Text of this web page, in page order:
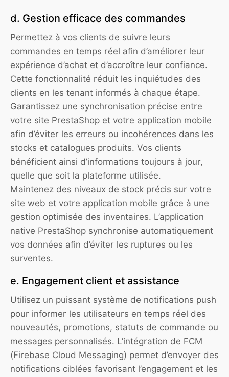
d. Gestion efficace des commandes
Permettez à vos clients de suivre leurs
commandes en temps réel afin d’améliorer leur
expérience d’achat et d’accroître leur confiance.
Cette fonctionnalité réduit les inquiétudes des
clients en les tenant informés à chaque étape.
Garantissez une synchronisation précise entre
votre site PrestaShop et votre application mobile
afin d’éviter les erreurs ou incohérences dans les
stocks et catalogues produits. Vos clients
bénéficient ainsi d’informations toujours à jour,
quelle que soit la plateforme utilisée.
Maintenez des niveaux de stock précis sur votre
site web et votre application mobile grâce à une
gestion optimisée des inventaires. L’application
native PrestaShop synchronise automatiquement
vos données afin d’éviter les ruptures ou les
surventes.
e. Engagement client et assistance
Utilisez un puissant système de notifications push
pour informer les utilisateurs en temps réel des
nouveautés, promotions, statuts de commande ou
messages personnalisés. L’intégration de FCM
(Firebase Cloud Messaging) permet d’envoyer des
notifications ciblées favorisant l’engagement et les